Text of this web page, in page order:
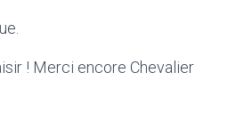
! Merci encore Chevalier